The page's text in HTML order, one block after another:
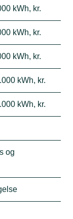
kWh, kr.
kWh, kr.
kWh, kr.
kWh, kr.
kWh, kr.
og